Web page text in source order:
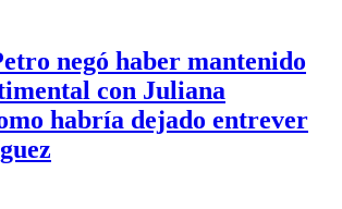
negó haber mantenido
con Juliana
habría dejado entrever